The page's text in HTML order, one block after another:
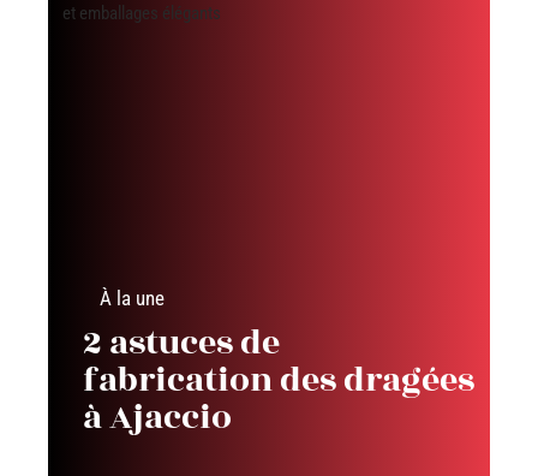
À la une
2 astuces de
fabrication des dragées
à Ajaccio